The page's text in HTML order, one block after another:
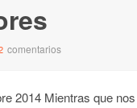
comentarios
2014 Mientras que